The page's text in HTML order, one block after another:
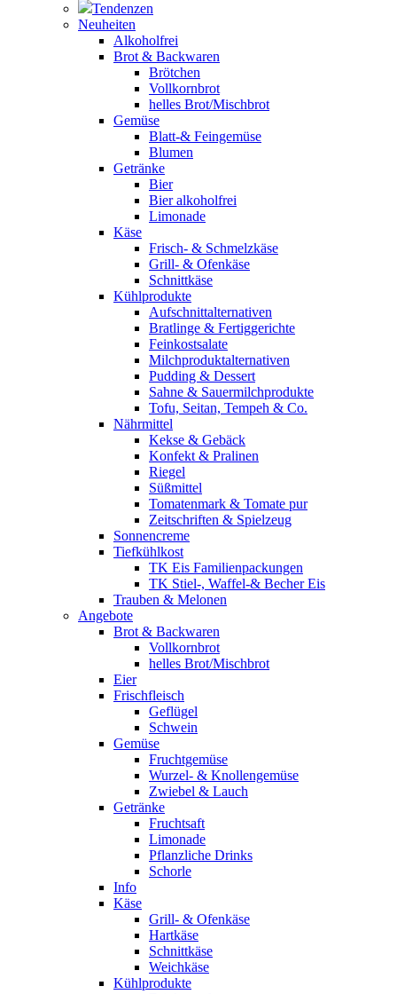
Tendenzen
Neuheiten
Alkoholfrei
Brot & Backwaren
Brötchen
Vollkornbrot
helles Brot/Mischbrot
Gemüse
Blatt-& Feingemüse
Blumen
Getränke
Bier
Bier alkoholfrei
Limonade
Käse
Frisch- & Schmelzkäse
Grill- & Ofenkäse
Schnittkäse
Kühlprodukte
Aufschnittalternativen
Bratlinge & Fertiggerichte
Feinkostsalate
Milchproduktalternativen
Pudding & Dessert
Sahne & Sauermilchprodukte
Tofu, Seitan, Tempeh & Co.
Nährmittel
Kekse & Gebäck
Konfekt & Pralinen
Riegel
Süßmittel
Tomatenmark & Tomate pur
Zeitschriften & Spielzeug
Sonnencreme
Tiefkühlkost
TK Eis Familienpackungen
TK Stiel-, Waffel-& Becher Eis
Trauben & Melonen
Angebote
Brot & Backwaren
Vollkornbrot
helles Brot/Mischbrot
Eier
Frischfleisch
Geflügel
Schwein
Gemüse
Fruchtgemüse
Wurzel- & Knollengemüse
Zwiebel & Lauch
Getränke
Fruchtsaft
Limonade
Pflanzliche Drinks
Schorle
Info
Käse
Grill- & Ofenkäse
Hartkäse
Schnittkäse
Weichkäse
Kühlprodukte